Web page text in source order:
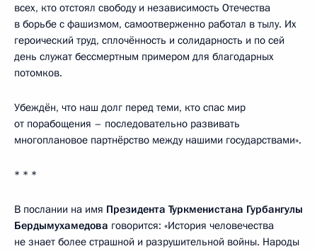
всех, кто отстоял свободу и независимость Отечества
в борьбе с фашизмом, самоотверженно работал в тылу. Их
героический труд, сплочённость и солидарность и по сей
день служат бессмертным примером для благодарных
потомков.
Убеждён, что наш долг перед теми, кто спас мир
от порабощения – последовательно развивать
многоплановое партнёрство между нашими государствами».
* * *
В послании на имя Президента Туркменистана Гурбангулы
Бердымухамедова говорится: «История человечества
не знает более страшной и разрушительной войны. Народы